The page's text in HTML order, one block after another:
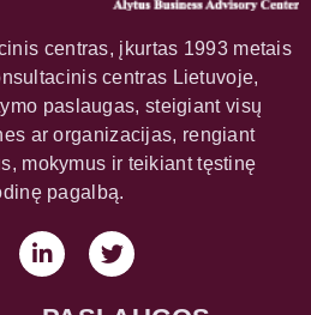
centras, įkurtas 1993 metais
centras Lietuvoje,
paslaugas, steigiant visų
ar organizacijas, rengiant
mokymus ir teikiant tęstinę
pagalbą.